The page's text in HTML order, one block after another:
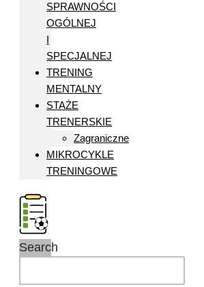
SPRAWNOŚCI
OGÓLNEJ
I
SPECJALNEJ
TRENING
MENTALNY
STAŻE
TRENERSKIE
Zagraniczne
MIKROCYKLE
TRENINGOWE
Search